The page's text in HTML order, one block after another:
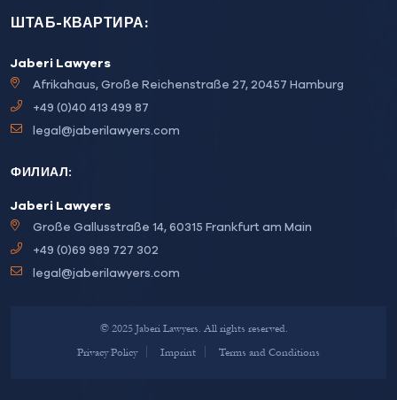
ШТАБ-КВАРТИРА:
Jaberi Lawyers
Afrikahaus, Große Reichenstraße 27, 20457 Hamburg
+49 (0)40 413 499 87
legal@jaberilawyers.com
ФИЛИАЛ:
Jaberi Lawyers
Große Gallusstraße 14, 60315 Frankfurt am Main
+49 (0)69 989 727 302
legal@jaberilawyers.com
© 2025 Jaberi Lawyers. All rights reserved.
Privacy Policy
Imprint Terms and Conditions